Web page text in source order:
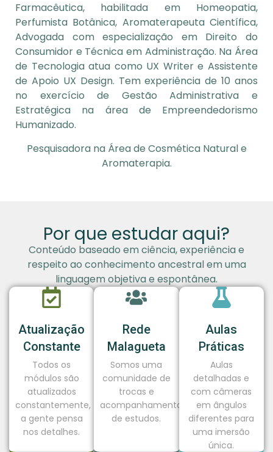
Farmacêutica, habilitada em Homeopatia,
Perfumista Botânica, Aromaterapeuta Científica,
Advogada com especialização em Direito do
Consumidor e Técnica em Administração. Na Área
de Tecnologia atua como UX Writer e Assistente
de Apoio UX Design. Tem experiência de 10 anos
no exercício de Gestão Administrativa e
Estratégica na área de Empreendedorismo
Humanizado.
Pesquisadora na Área de Cosmética Natural e
Aromaterapia.
Por que estudar aqui?
Conteúdo baseado em ciência, experiência e
respeito ao conhecimento ancestral em uma
linguagem objetiva e espontânea.
Atualização
Constante
Todos os
módulos são
atualizados
constantemente,
a gente pensa
nos detalhes.
Rede
Malagueta
Somos uma
comunidade de
trocas e
acompanhamento
de estudos.
Aulas
Práticas
Aulas
detalhadas e
com câmeras
em ângulos
diferentes para
uma imersão
única.